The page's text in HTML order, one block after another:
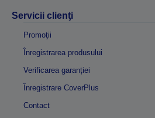
Servicii clienţi
Promoţii
Înregistrarea produsului
Verificarea garanției
Înregistrare CoverPlus
Contact